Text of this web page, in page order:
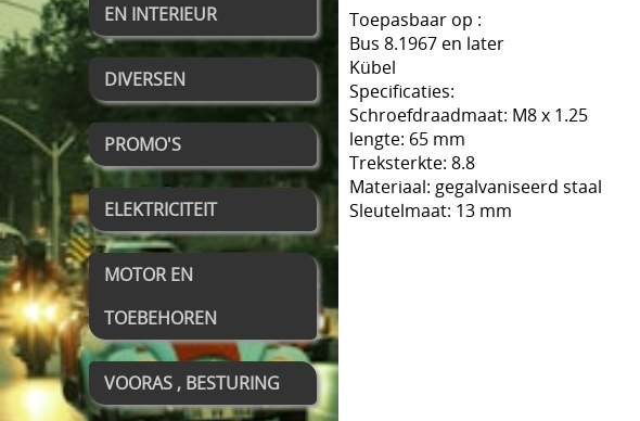
EN INTERIEUR
DIVERSEN
PROMO'S
ELEKTRICITEIT
MOTOR EN
TOEBEHOREN
VOORAS , BESTURING
Toepasbaar op :
Bus 8.1967 en later
Kübel
Specificaties:
Schroefdraadmaat: M8 x 1.25
lengte: 65 mm
Treksterkte: 8.8
Materiaal: gegalvaniseerd staal
Sleutelmaat: 13 mm